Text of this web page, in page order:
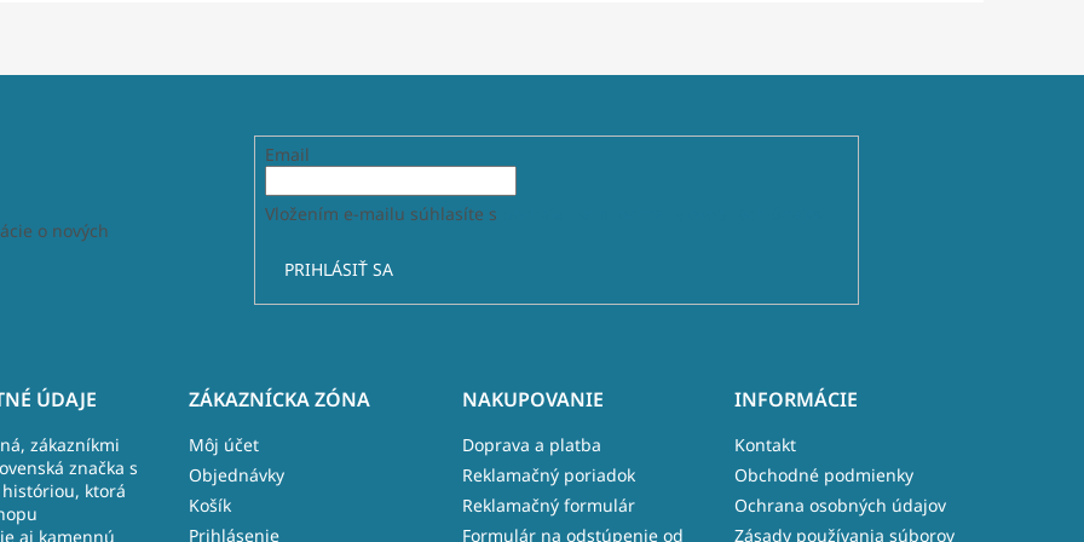
o nových
Email
Vložením e-mailu súhlasíte s
PRIHLÁSIŤ SA
ÚDAJE
zákazníkmi
značka s
ktorá
aj kamennú
ZÁKAZNÍCKA ZÓNA
Môj účet
Objednávky
Košík
Prihlásenie
NAKUPOVANIE
Doprava a platba
Reklamačný poriadok
Reklamačný formulár
Formulár na odstúpenie od
INFORMÁCIE
Kontakt
Obchodné podmienky
Ochrana osobných údajov
Zásady používania súborov